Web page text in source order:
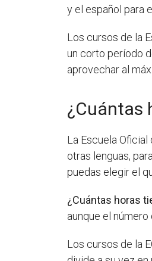
y el español para
Los cursos de la
un corto período
aprovechar al
¿Cuántas
La Escuela
otras lenguas,
puedas elegir el
¿Cuántas horas
aunque el
Los cursos de la